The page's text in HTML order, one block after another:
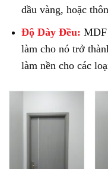
dầu vàng, hoặc
Độ Dày Đều: MDF
làm cho nó trở
làm nền cho các